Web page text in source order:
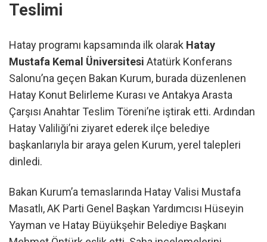
Teslimi
Hatay programı kapsamında ilk olarak Hatay
Mustafa Kemal Üniversitesi Atatürk Konferans
Salonu’na geçen Bakan Kurum, burada düzenlenen
Hatay Konut Belirleme Kurası ve Antakya Arasta
Çarşısı Anahtar Teslim Töreni’ne iştirak etti. Ardından
Hatay Valiliği’ni ziyaret ederek ilçe belediye
başkanlarıyla bir araya gelen Kurum, yerel talepleri
dinledi.
Bakan Kurum’a temaslarında Hatay Valisi Mustafa
Masatlı, AK Parti Genel Başkan Yardımcısı Hüseyin
Yayman ve Hatay Büyükşehir Belediye Başkanı